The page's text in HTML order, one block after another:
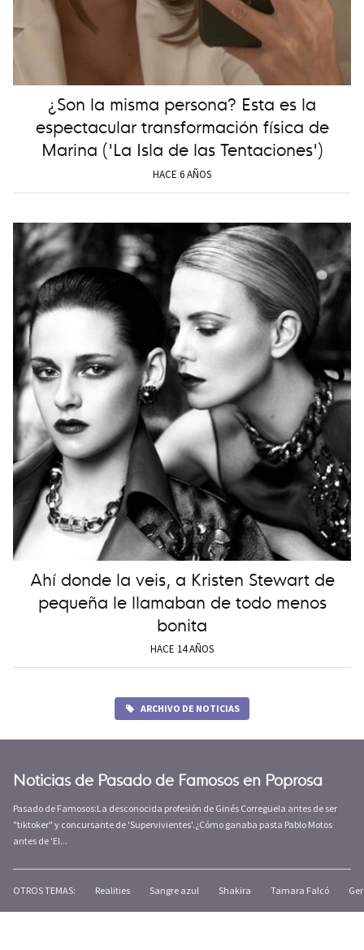
¿Son la misma persona? Esta es la
espectacular transformación física de
Marina ('La Isla de las Tentaciones')
HACE 6 AÑOS
Ahí donde la veis, a Kristen Stewart de
pequeña le llamaban de todo menos
bonita
HACE 14 AÑOS
ARCHIVO DE NOTICIAS
Noticias de Pasado de Famosos en Poprosa
Pasado de Famosos:La desconocida profesión de Ginés Corregüela antes de ser
"tiktoker" y concursante de 'Supervivientes'.¿Cómo ganaba pasta Pablo Motos
antes de 'El...
OTROS TEMAS: Realities Sangre azul Shakira Tamara Falcó